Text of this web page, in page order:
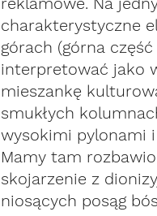
charakterystyczne
górach (górna
interpretować jako
mieszankę
smukłych
wysokimi pylonami
Mamy tam
skojarzenie z
niosących posąg